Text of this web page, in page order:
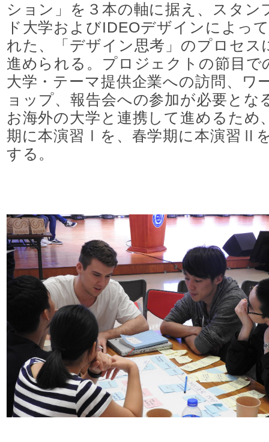
ション」を３本の軸に据え、スタン
ド大学およびIDEOデザインによっ
れた、「デザイン思考」のプロセス
進められる。プロジェクトの節目で
大学・テーマ提供企業への訪問、ワ
ョップ、報告会への参加が必要とな
お海外の大学と連携して進めるため
期に本演習Ⅰを、春学期に本演習Ⅱ
する。